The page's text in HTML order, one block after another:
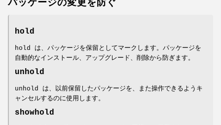
パッケージの変更を防ぐ
hold
hold は、パッケージを保留としてマークします。パッケージを
自動的なインストール、アップグレード、削除から防ぎます。
unhold
unhold は、以前保留したパッケージを、また操作できるようキ
ャンセルするのに使用します。
showhold